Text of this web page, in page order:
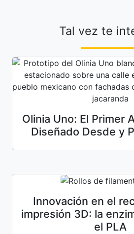
Tal vez te
Olinia Uno: El Primer
Diseñado Desde y
Innovación en el
impresión 3D: la
el PLA